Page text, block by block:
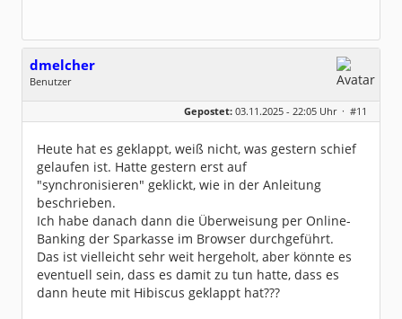
dmelcher
Benutzer
Geschlecht:
keine Angabe
Dabei seit:
11 / 2025
Gepostet: 03.11.2025 - 22:05 Uhr · #11
Heute hat es geklappt, weiß nicht, was gestern schief
gelaufen ist. Hatte gestern erst auf
"synchronisieren" geklickt, wie in der Anleitung
beschrieben.
Ich habe danach dann die Überweisung per Online-
Banking der Sparkasse im Browser durchgeführt.
Das ist vielleicht sehr weit hergeholt, aber könnte es
eventuell sein, dass es damit zu tun hatte, dass es
dann heute mit Hibiscus geklappt hat???